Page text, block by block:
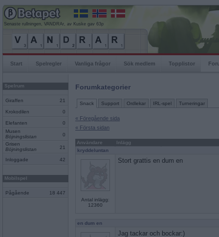
Senaste rullningen, VANDRAr, av Kuske gav 63p
Start Spelregler Vanliga frågor Sök medlem Topplistor
Spelrum
Giraffen 21
Krokodilen 0
Elefanten
0
Musen
Böjningslistan
0
Grisen
Böjningslistan
21
Inloggade 42
Mobilspel
Pågående 18 447
Forumkategorier
Snack Support Ordlekar IRL-spel Turneringar
« Föregående sida
« Första sidan
Användare
Inlägg
kryddeluntan
Antal inlägg:
12360
Stort grattis en dum en
en dum en
Jag tackar och bockar:)